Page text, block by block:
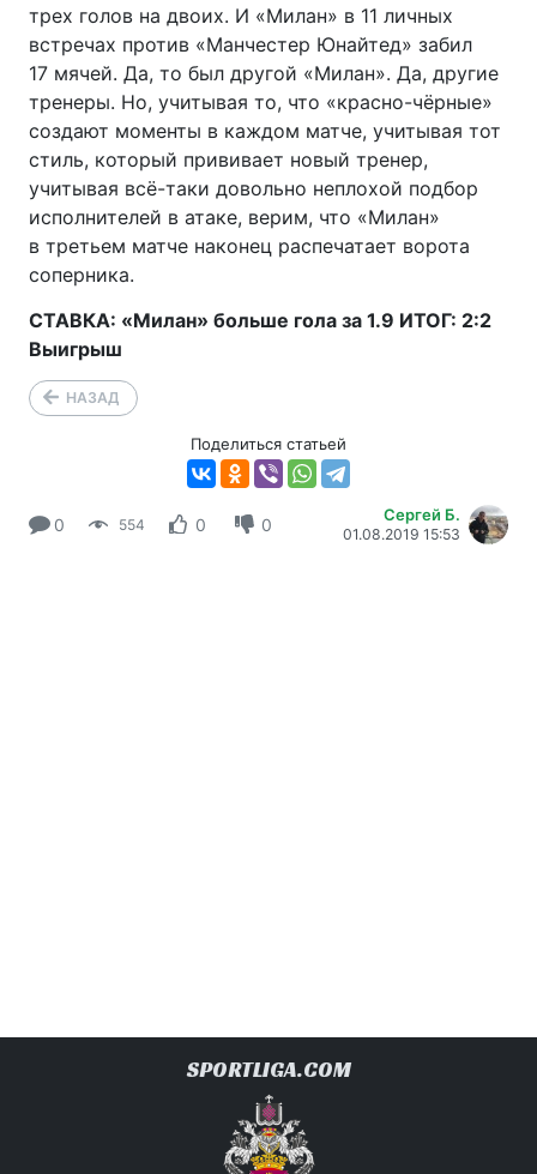
трех голов на двоих. И «Милан» в 11 личных
встречах против «Манчестер Юнайтед» забил
17 мячей. Да, то был другой «Милан». Да, другие
тренеры. Но, учитывая то, что «красно-чёрные»
создают моменты в каждом матче, учитывая тот
стиль, который прививает новый тренер,
учитывая всё-таки довольно неплохой подбор
исполнителей в атаке, верим, что «Милан»
в третьем матче наконец распечатает ворота
соперника.
СТАВКА: «Милан» больше гола за 1.9 ИТОГ: 2:2
Выигрыш
НАЗАД
Поделиться статьей
0 554 0 0 Сергей Б.
01.08.2019 15:53
SPORTLIGA.COM